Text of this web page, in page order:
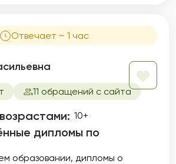
Отвечает ~ 1 час
11 обращений с сайта
10+
дипломы по
образовании дипломы о